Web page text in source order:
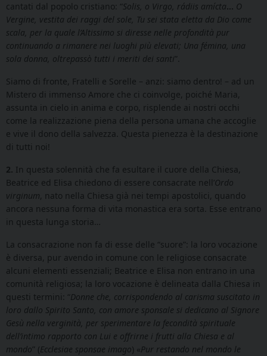
cantati dal popolo cristiano: “Solis, o Virgo, rádiis amícta… O
Vergine, vestita dei raggi del sole, Tu sei stata eletta da Dio come
scala, per la quale l’Altissimo si diresse nelle profondità pur
continuando a rimanere nei luoghi più elevati; Una fémina, una
sola donna, oltrepassò tutti i meriti dei santi”.
Siamo di fronte, Fratelli e Sorelle – anzi: siamo dentro! – ad un
Mistero di immenso Amore che ci coinvolge, poiché Maria,
assunta in cielo in anima e corpo, risplende ai nostri occhi
come la realizzazione piena della persona umana che accoglie
e vive il dono della salvezza. Questa pienezza è la destinazione
di tutti noi!
2. In questa solennità che fa esultare il cuore della Chiesa,
Beatrice ed Elisa chiedono di essere consacrate nell’Ordo
virginum, nato nella Chiesa già nei tempi apostolici, quando
ancora nessuna forma di vita monastica era sorta. Esse entrano
in questa lunga storia…
La consacrazione non fa di esse delle “suore”: la loro vocazione
è diversa, pur avendo in comune con le religiose consacrate
alcuni elementi essenziali; Beatrice e Elisa non entrano in una
comunità religiosa; la loro vocazione è delineata dalla Chiesa in
questi termini: “Donne che, corrispondendo al carisma suscitato in
loro dallo Spirito Santo, con amore sponsale si dedicano al Signore
Gesù nella verginità, per sperimentare la fecondità spirituale
dell’intimo rapporto con Lui e offrirne i frutti alla Chiesa e al
mondo” (Ecclesiae sponsae imago) «Pur restando nel mondo le